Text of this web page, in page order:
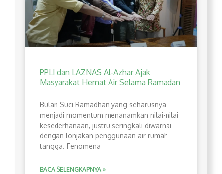
PPLI dan LAZNAS Al-Azhar Ajak
Masyarakat Hemat Air Selama Ramadan
Bulan Suci Ramadhan yang seharusnya
menjadi momentum menanamkan nilai-nilai
kesederhanaan, justru seringkali diwarnai
dengan lonjakan penggunaan air rumah
tangga. Fenomena
BACA SELENGKAPNYA »